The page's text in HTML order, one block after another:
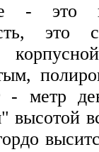
- это
это
- метр
высотой